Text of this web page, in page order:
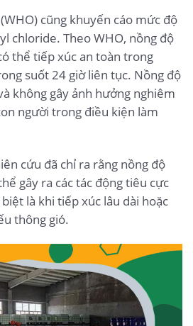
cũng khuyến cáo mức độ
chloride. Theo WHO, nồng độ
thể tiếp xúc an toàn trong
suốt 24 giờ liên tục. Nồng độ
không gây ảnh hưởng nghiêm
người trong điều kiện làm
cứu đã chỉ ra rằng nồng độ
gây ra các tác động tiêu cực
là khi tiếp xúc lâu dài hoặc
thông gió.